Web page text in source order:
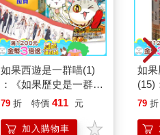
如果西遊是一群喵(1)
：《如果歷史是一群
喵》作者最新力作，附
79 折 特價 411 元
加入購物車
如
(15)
貓
79 折